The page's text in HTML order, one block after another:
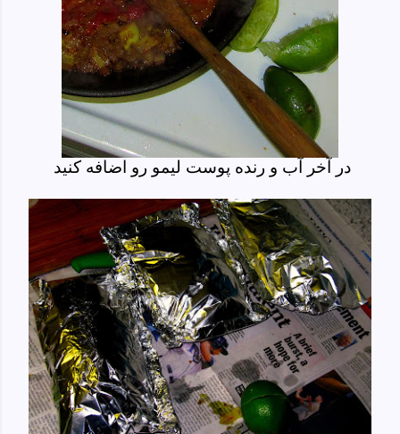
در آخر آب و رنده پوست لیمو رو اضافه کنید